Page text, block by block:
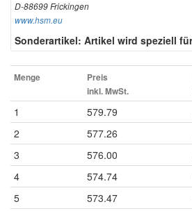
D-88699 Frickingen
www.hsm.eu
Sonderartikel: Artikel wird speziell
Menge
Preis
inkl. MwSt.
1 579.79
2 577.26
3 576.00
4 574.74
5 573.47